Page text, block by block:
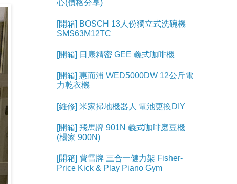
心(價格分享)
[開箱] BOSCH 13人份獨立式洗碗機
SMS63M12TC
[開箱] 日康精密 GEE 義式咖啡機
[開箱] 惠而浦 WED5000DW 12公斤電
力乾衣機
[維修] 米家掃地機器人 電池更換DIY
[開箱] 飛馬牌 901N 義式咖啡磨豆機
(楊家 900N)
[開箱] 費雪牌 三合一健力架 Fisher-
Price Kick & Play Piano Gym